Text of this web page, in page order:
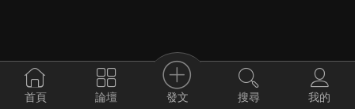
首頁 論壇 發文 搜尋 我的